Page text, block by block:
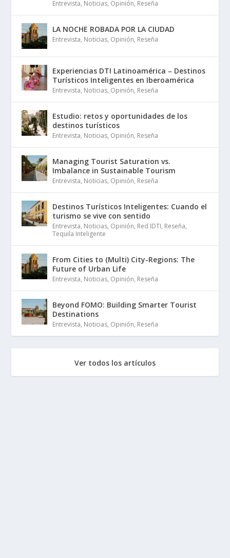
Entrevista, Noticias, Opinión, Reseña
LA NOCHE ROBADA POR LA CIUDAD
Entrevista, Noticias, Opinión, Reseña
Experiencias DTI Latinoamérica – Destinos
Turísticos Inteligentes en Iberoamérica
Entrevista, Noticias, Opinión, Reseña
Estudio: retos y oportunidades de los
destinos turísticos
Entrevista, Noticias, Opinión, Reseña
Managing Tourist Saturation vs.
Imbalance in Sustainable Tourism
Entrevista, Noticias, Opinión, Reseña
Destinos Turísticos Inteligentes: Cuando el
turismo se vive con sentido
Entrevista, Noticias, Opinión, Red IDTI, Reseña,
Tequila Inteligente
From Cities to (Multi) City-Regions: The
Future of Urban Life
Entrevista, Noticias, Opinión, Reseña
Beyond FOMO: Building Smarter Tourist
Destinations
Entrevista, Noticias, Opinión, Reseña
Ver todos los artículos